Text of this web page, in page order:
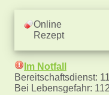
Online
Rezept
Im Notfall
Bereitschaftsdienst:
Bei Lebensgefahr: 112